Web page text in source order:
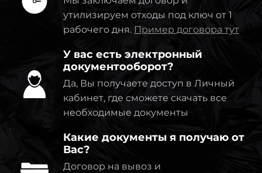
утилизируем отходы под ключ от 1
рабочего дня. Пример договора тут
У вас есть электронный
документооборот?
Да, Вы получаете доступ в Личный
кабинет, где сможете скачать все
необходимые документы
Какие документы я получаю от
Вас?
Договор на вывоз и